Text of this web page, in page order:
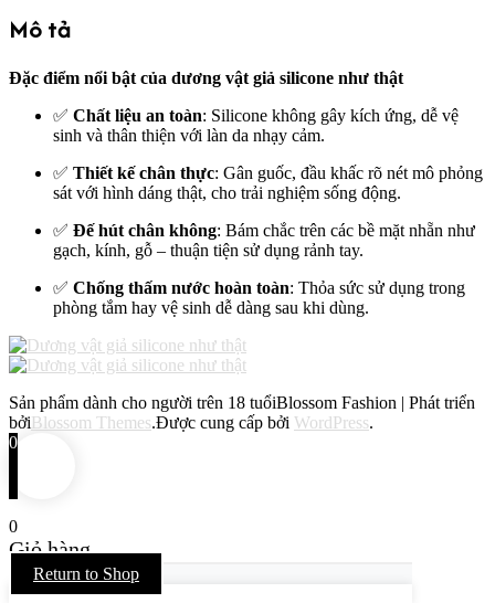
Mô tả
Đặc điểm nổi bật của dương vật giả silicone như thật
✅ Chất liệu an toàn: Silicone không gây kích ứng, dễ vệ
sinh và thân thiện với làn da nhạy cảm.
✅ Thiết kế chân thực: Gân guốc, đầu khấc rõ nét mô phỏng
sát với hình dáng thật, cho trải nghiệm sống động.
✅ Đế hút chân không: Bám chắc trên các bề mặt nhẵn như
gạch, kính, gỗ – thuận tiện sử dụng rảnh tay.
✅ Chống thấm nước hoàn toàn: Thỏa sức sử dụng trong
phòng tắm hay vệ sinh dễ dàng sau khi dùng.
Sản phẩm dành cho người trên 18 tuổiBlossom Fashion | Phát triển
bởiBlossom Themes.Được cung cấp bởi WordPress.
0
0
Giỏ hàng
Return to Shop